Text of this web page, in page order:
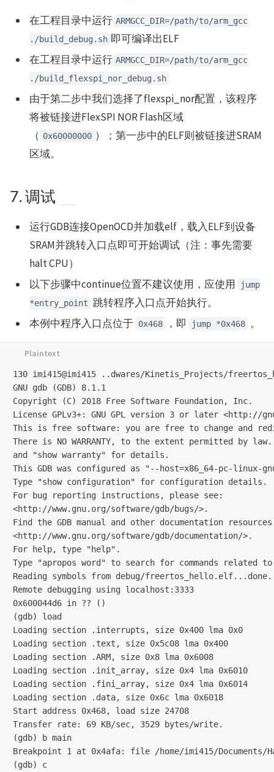
在工程目录中运行 ARMGCC_DIR=/path/to/arm_gcc
./build_debug.sh 即可编译出ELF
在工程目录中运行 ARMGCC_DIR=/path/to/arm_gcc
./build_flexspi_nor_debug.sh
由于第二步中我们选择了flexspi_nor配置，该程序
将被链接进FlexSPI NOR Flash区域
（ 0x60000000 ）；第一步中的ELF则被链接进SRAM
区域。
7. 调试
运行GDB连接OpenOCD并加载elf，载入ELF到设备
SRAM并跳转入口点即可开始调试（注：事先需要
halt CPU）
以下步骤中continue位置不建议使用，应使用
jump
*entry_point
跳转程序入口点开始执行。
本例中程序入口点位于 0x468 ，即 jump *0x468 。
130 imi415@imi415 ..dwares/
GNU gdb (GDB) 8.1.1
Copyright (C) 2018 Free Software Foundation, Inc.
License GPLv3+: GNU GPL version 3 or later <http://
This is free software: you are free to change and
There is NO WARRANTY, to the extent permitted by
and "show warranty" for details.
This GDB was configured as "--host=x86_64-pc-linux-
Type "show configuration" for configuration details.
For bug reporting instructions, please see:
<http://www.gnu.org/software/gdb/bugs/>.
Find the GDB manual and other documentation
<http://www.gnu.org/software/gdb/documentation/>.
For help, type "help".
Type "apropos word" to search for commands related
Reading symbols from debug/freertos_hello.elf...done.
Remote debugging using localhost:3333
0x600044d6 in ?? ()
(gdb) load
Loading section .interrupts, size 0x400 lma 0x0
Loading section .text, size 0x5c08 lma 0x400
Loading section .ARM, size 0x8 lma 0x6008
Loading section .init_array, size 0x4 lma 0x6010
Loading section .fini_array, size 0x4 lma 0x6014
Loading section .data, size 0x6c lma 0x6018
Start address 0x468, load size 24708
Transfer rate: 69 KB/sec, 3529 bytes/write.
(gdb) b main
Breakpoint 1 at 0x4afa: file /home/imi415/
(gdb) c